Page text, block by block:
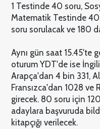
1 Testinde 40 soru,
Matematik Testinde
soru sorulacak ve 180
Aynı gün saat 15.45'te
oturum YDT'de ise
Arapça'dan 4 bin 331,
Fransızca'dan 1028 ve
girecek. 80 soru için
adaylara başvuruda
kitapçığı verilecek.